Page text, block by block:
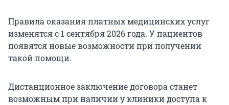
Правила оказания платных медицинских услуг
изменятся с 1 сентября 2026 года. У пациентов
появятся новые возможности при получении
такой помощи.
Дистанционное заключение договора станет
возможным при наличии у клиники доступа к